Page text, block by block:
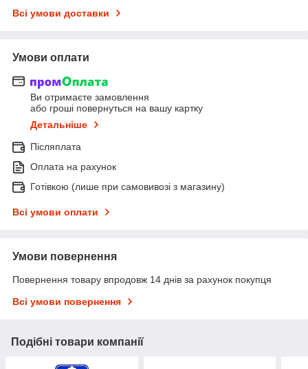
Всі умови доставки
Умови оплати
Ви отримаєте замовлення
або гроші повернуться на вашу картку
Детальніше
Післяплата
Оплата на рахунок
Готівкою (лише при самовивозі з магазину)
Всі умови оплати
Умови повернення
Повернення товару впродовж 14 днів за рахунок покупця
Всі умови повернення
Подібні товари компанії